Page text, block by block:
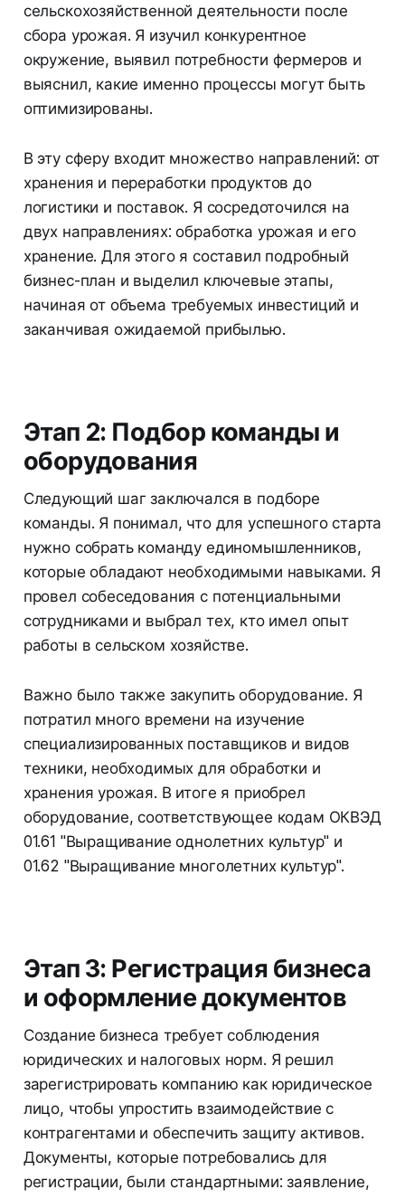
сельскохозяйственной деятельности после
сбора урожая. Я изучил конкурентное
окружение, выявил потребности фермеров и
выяснил, какие именно процессы могут быть
оптимизированы.
В эту сферу входит множество направлений: от
хранения и переработки продуктов до
логистики и поставок. Я сосредоточился на
двух направлениях: обработка урожая и его
хранение. Для этого я составил подробный
бизнес-план и выделил ключевые этапы,
начиная от объема требуемых инвестиций и
заканчивая ожидаемой прибылью.
Этап 2: Подбор команды и
оборудования
Следующий шаг заключался в подборе
команды. Я понимал, что для успешного старта
нужно собрать команду единомышленников,
которые обладают необходимыми навыками. Я
провел собеседования с потенциальными
сотрудниками и выбрал тех, кто имел опыт
работы в сельском хозяйстве.
Важно было также закупить оборудование. Я
потратил много времени на изучение
специализированных поставщиков и видов
техники, необходимых для обработки и
хранения урожая. В итоге я приобрел
оборудование, соответствующее кодам ОКВЭД
01.61 "Выращивание однолетних культур" и
01.62 "Выращивание многолетних культур".
Этап 3: Регистрация бизнеса
и оформление документов
Создание бизнеса требует соблюдения
юридических и налоговых норм. Я решил
зарегистрировать компанию как юридическое
лицо, чтобы упростить взаимодействие с
контрагентами и обеспечить защиту активов.
Документы, которые потребовались для
регистрации, были стандартными: заявление,